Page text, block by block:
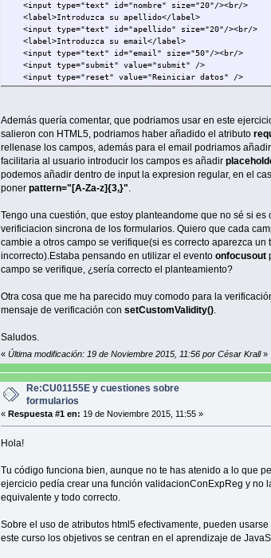
<input type="text" id="nombre" size="20"/><br/>
<label>Introduzca su apellido</label>
<input type="text" id="apellido" size="20"/><br/>
<label>Introduzca su email</label>
<input type="text" id="email" size="50"/><br/>
<input type="submit" value="submit" />
<input type="reset" value="Reiniciar datos" />
var contador=0;
function validar(){
validarNombre();
validarApellido();
validarEmail();
validarOk();
function validarNombre(){
var
var expresionRegular=/^\w{3,}$/;
if (!(expresionRegular.test(nombre))){
alert ("Ha introducido los datos de nombre mal.
else {
contador++;
}
function validarApellido(){
var
if (!(expresionRegular.test(apellido))){
alert ("Ha introducido los datos de apellido
}
else {
}
function validarEmail(){
var
email=comprobarAtEmail(email);
if( !(/^([\w-\.]{3,}\@.+\..+)$/.test(email)) )
alert ("Le recordamos condiciones que debe cumplir
Además quería comentar, que podriamos usar en este
salieron con HTML5, podriamos haber añadido el atributo
rellenase los campos, además para el email podriamos añadir
facilitaria al usuario introducir los campos es añadir
podemos añadir dentro de input la expresion regular, en el
poner pattern="[A-Za-z]{3,}".
Tengo una cuestión, que estoy planteandome que no sé si
verificiacion sincrona de los formularios. Quiero que cada
cambie a otros campo se verifique(si es correcto aparezca un
incorrecto).Estaba pensando en utilizar el evento onfocusout
campo se verifique, ¿sería correcto el planteamiento?
Otra cosa que me ha parecido muy comodo para la
mensaje de verificación con setCustomValidity().
Saludos.
« Última modificación: 19 de Noviembre 2015, 11:56 por César Krall»
Re:CU01155E y cuestiones sobre
formularios
« Respuesta #1 en: 19 de Noviembre 2015, 11:55 »
Hola!
Tu código funciona bien, aunque no te has atenido a lo que
ejercicio pedía crear una función validacionConExpReg y no
equivalente y todo correcto.
Sobre el uso de atributos html5 efectivamente, pueden
este curso los objetivos se centran en el aprendizaje de